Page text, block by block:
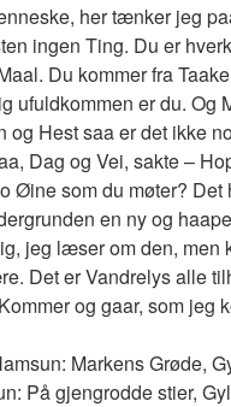
her tænker jeg
ingen Ting. Du er
Du kommer fra
ufuldkommen er du. Og
og Hest saa er det ikke
Dag og Vei, sakte –
Øine som du møter? Det
en ny og
jeg læser om den, men
Det er Vandrelys alle
og gaar, som jeg
Markens Grøde,
På gjengrodde stier,